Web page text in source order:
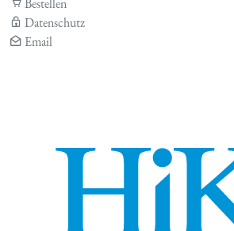
Bestellen
Datenschutz
Email